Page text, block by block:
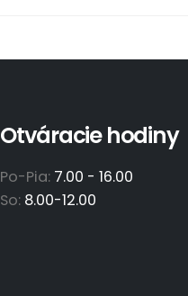
Otváracie hodiny
Po-Pia: 7.00 - 16.00
So: 8.00-12.00